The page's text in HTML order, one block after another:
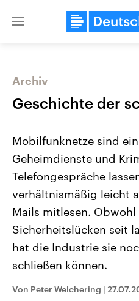
Close
Landtagswahl Sachsen-Anhalt
2026
Alle Informationen
Sachsen-Anhalt wählt am 6.
September 2026 einen neuen
Landtag. Seit 2021 wird das
Bundesland von einer Koalition
Umfragen, Prognosen,
Archiv
Geschichte der
Mobilfunknetze sind
Geheimdienste und
Telefongespräche
verhältnismäßig leicht
Mails mitlesen. Obwohl
Sicherheitslücken seit
hat die Industrie sie
schließen können.
Von Peter Welchering |